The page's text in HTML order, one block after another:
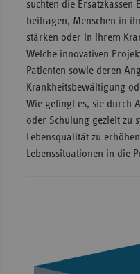
suchten die Ersatzkassen
beitragen, Menschen in
stärken oder in ihrem
Welche innovativen
Patienten sowie deren
Krankheitsbewältigung
Wie gelingt es, sie durch
oder Schulung gezielt zu
Lebensqualität zu
Lebenssituationen in die